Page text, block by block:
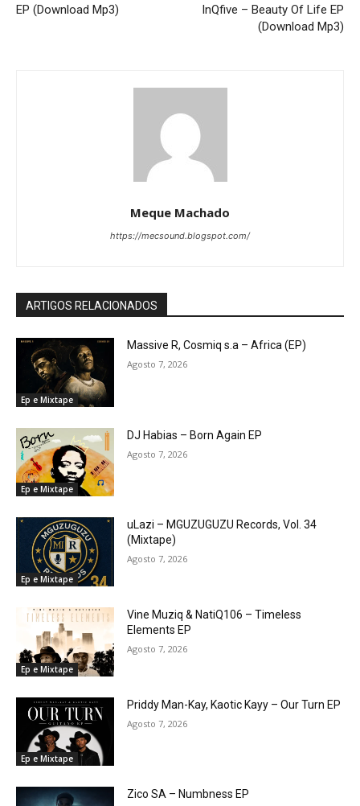
EP (Download Mp3)
InQfive – Beauty Of Life EP
(Download Mp3)
Meque Machado
https://mecsound.blogspot.com/
ARTIGOS RELACIONADOS
Ep e Mixtape
Massive R, Cosmiq s.a – Africa (EP)
Agosto 7, 2026
Ep e Mixtape
DJ Habias – Born Again EP
Agosto 7, 2026
Ep e Mixtape
uLazi – MGUZUGUZU Records, Vol. 34
(Mixtape)
Agosto 7, 2026
Ep e Mixtape
Vine Muziq & NatiQ106 – Timeless
Elements EP
Agosto 7, 2026
Ep e Mixtape
Priddy Man-Kay, Kaotic Kayy – Our Turn EP
Agosto 7, 2026
Zico SA – Numbness EP